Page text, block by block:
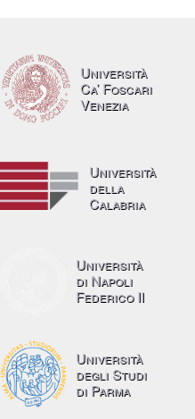
Università
Ca’ Foscari
Venezia
Università
della
Calabria
Università
di Napoli
Federico II
Università
degli Studi
di Parma